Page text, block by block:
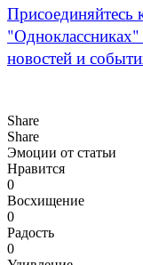
Присоединяйтесь
новостей и
Share
Share
Эмоции от статьи
Нравится
0
Восхищение
0
Радость
0